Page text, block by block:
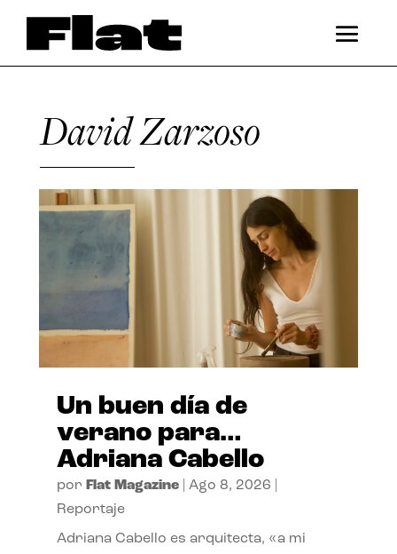
David Zarzoso
Un buen día de
verano para…
Adriana Cabello
por Flat Magazine| Ago 8, 2026
Reportaje
Adriana Cabello es arquitecta, «a mi